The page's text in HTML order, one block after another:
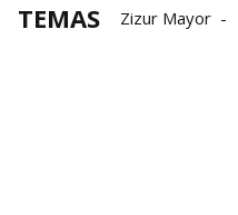
TEMAS Zizur Mayor